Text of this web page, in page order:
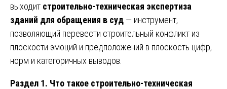
выходит строительно-техническая экспертиза
зданий для обращения в суд — инструмент,
позволяющий перевести строительный конфликт из
плоскости эмоций и предположений в плоскость цифр,
норм и категоричных выводов.
Раздел 1. Что такое строительно-техническая